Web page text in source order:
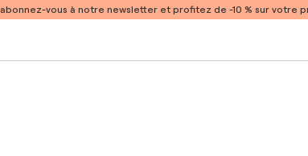
abonnez-vous à notre newsletter et profitez de -10 % sur votre